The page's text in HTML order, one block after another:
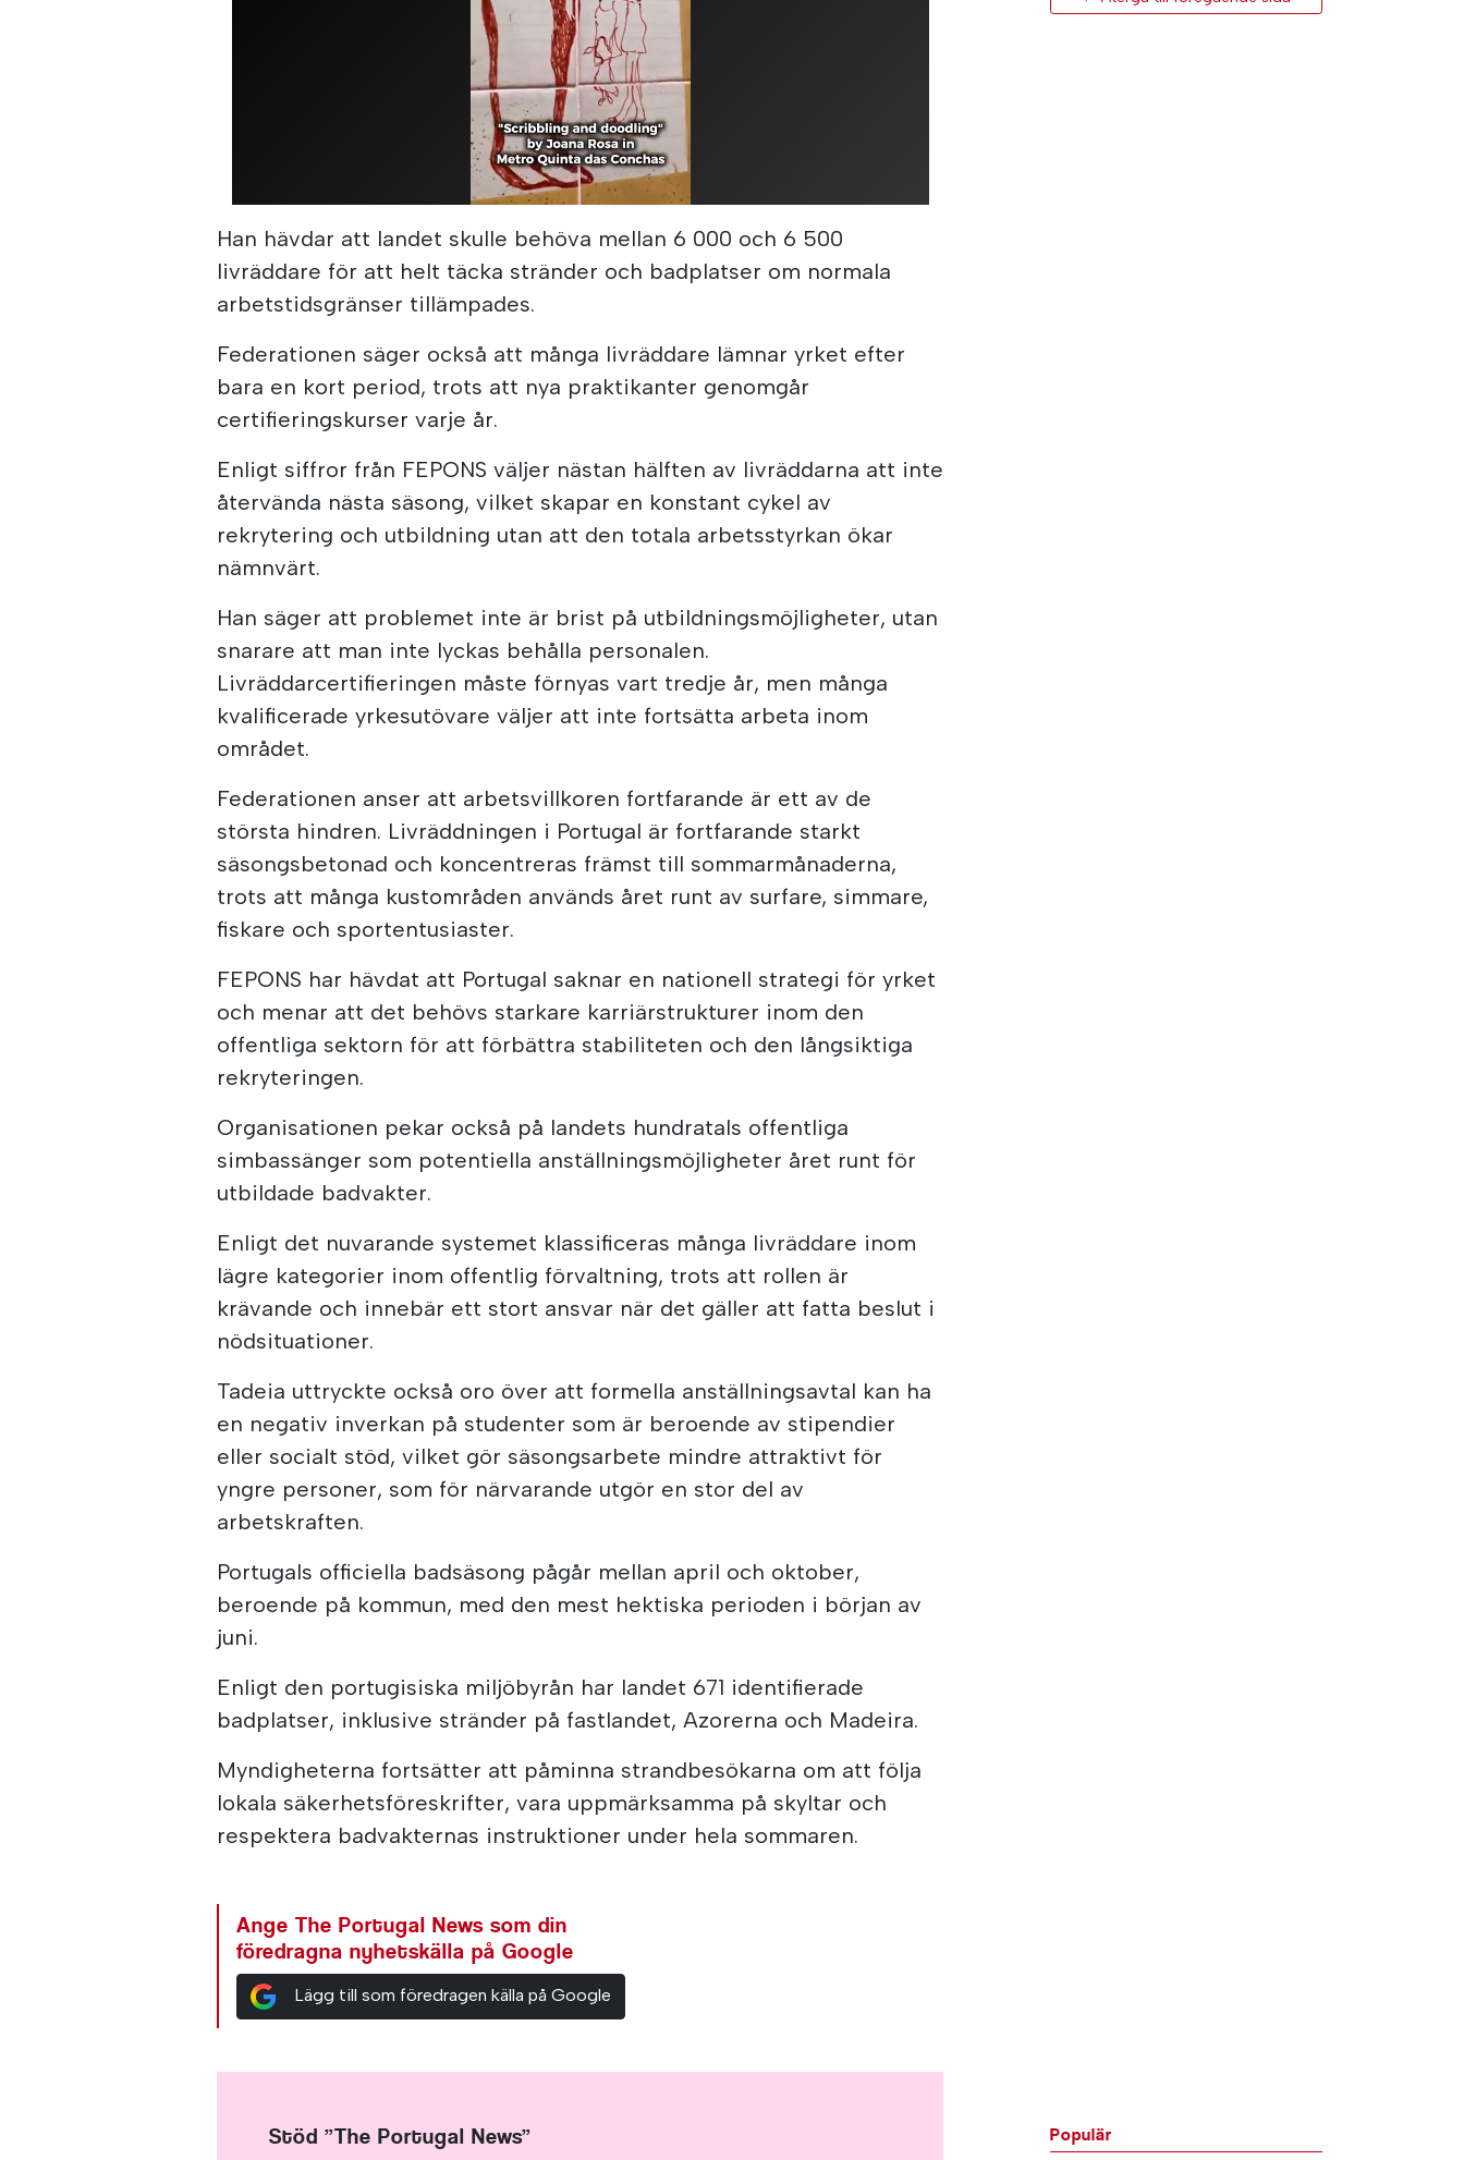
Han hävdar att landet skulle behöva mellan 6 000 och 6 500
livräddare för att helt täcka stränder och badplatser om normala
arbetstidsgränser tillämpades.
Federationen säger också att många livräddare lämnar yrket efter
bara en kort period, trots att nya praktikanter genomgår
certifieringskurser varje år.
Enligt siffror från FEPONS väljer nästan hälften av livräddarna att inte
återvända nästa säsong, vilket skapar en konstant cykel av
rekrytering och utbildning utan att den totala arbetsstyrkan ökar
nämnvärt.
Han säger att problemet inte är brist på utbildningsmöjligheter, utan
snarare att man inte lyckas behålla personalen.
Livräddarcertifieringen måste förnyas vart tredje år, men många
kvalificerade yrkesutövare väljer att inte fortsätta arbeta inom
området.
Federationen anser att arbetsvillkoren fortfarande är ett av de
största hindren. Livräddningen i Portugal är fortfarande starkt
säsongsbetonad och koncentreras främst till sommarmånaderna,
trots att många kustområden används året runt av surfare, simmare,
fiskare och sportentusiaster.
FEPONS har hävdat att Portugal saknar en nationell strategi för yrket
och menar att det behövs starkare karriärstrukturer inom den
offentliga sektorn för att förbättra stabiliteten och den långsiktiga
rekryteringen.
Organisationen pekar också på landets hundratals offentliga
simbassänger som potentiella anställningsmöjligheter året runt för
utbildade badvakter.
Enligt det nuvarande systemet klassificeras många livräddare inom
lägre kategorier inom offentlig förvaltning, trots att rollen är
krävande och innebär ett stort ansvar när det gäller att fatta beslut i
nödsituationer.
Tadeia uttryckte också oro över att formella anställningsavtal kan ha
en negativ inverkan på studenter som är beroende av stipendier
eller socialt stöd, vilket gör säsongsarbete mindre attraktivt för
yngre personer, som för närvarande utgör en stor del av
arbetskraften.
Portugals officiella badsäsong pågår mellan april och oktober,
beroende på kommun, med den mest hektiska perioden i början av
juni.
Enligt den portugisiska miljöbyrån har landet 671 identifierade
badplatser, inklusive stränder på fastlandet, Azorerna och Madeira.
Myndigheterna fortsätter att påminna strandbesökarna om att följa
lokala säkerhetsföreskrifter, vara uppmärksamma på skyltar och
respektera badvakternas instruktioner under hela sommaren.
Ange The Portugal News som din
föredragna nyhetskälla på Google
Lägg till som föredragen källa på Google
Stöd ”The Portugal News” Populär